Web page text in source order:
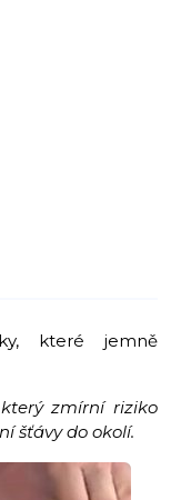
které jemně
zmírní riziko
šťávy do okolí.